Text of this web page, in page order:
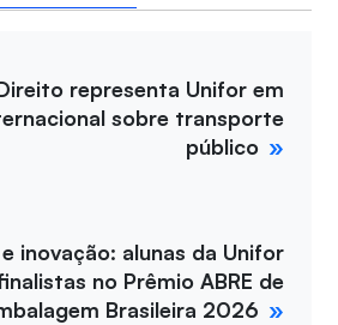
representa Unifor em
sobre transporte
público
inovação: alunas da Unifor
no Prêmio ABRE de
Brasileira 2026